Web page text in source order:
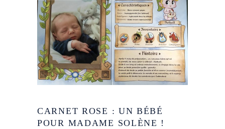
CARNET ROSE : UN BÉBÉ
POUR MADAME SOLÈNE !